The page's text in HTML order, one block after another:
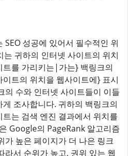
성공에 있어서 필수적인 위
는 귀하의 인터넷 사이트의 위치
트를 가리키는|가는} 백링크의
트의 위치을 웹사이트에} 표시
의 수와 인터넷 사이트들이 이들
조사합니다. 귀하의 백링크의
는 검색 엔진 결과에서 위치를
Google의 PageRank 알고리즘
가 높은 페이지가 더 나은 링크
라서 순위가 높고, 권위 있는 웹